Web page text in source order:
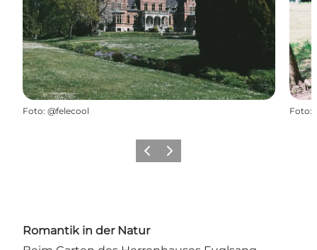
Foto: @felecool Foto:
ZurückWeiter
Romantik in der Natur